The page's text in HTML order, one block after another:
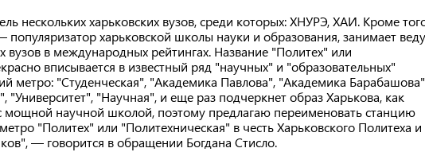
нескольких харьковских вузов, среди которых: ХНУРЭ, ХАИ. Кроме
популяризатор харьковской школы науки и образования, занимает
вузов в международных рейтингах. Название "Политех" или
вписывается в известный ряд "научных" и "образовательных"
метро: "Студенческая", "Академика Павлова", "Академика
"Университет", "Научная", и еще раз подчеркнет образ Харькова, как
мощной научной школой, поэтому предлагаю переименовать станцию
"Политех" или "Политехническая" в честь Харьковского Политеха и
— говорится в обращении Богдана Стисло.